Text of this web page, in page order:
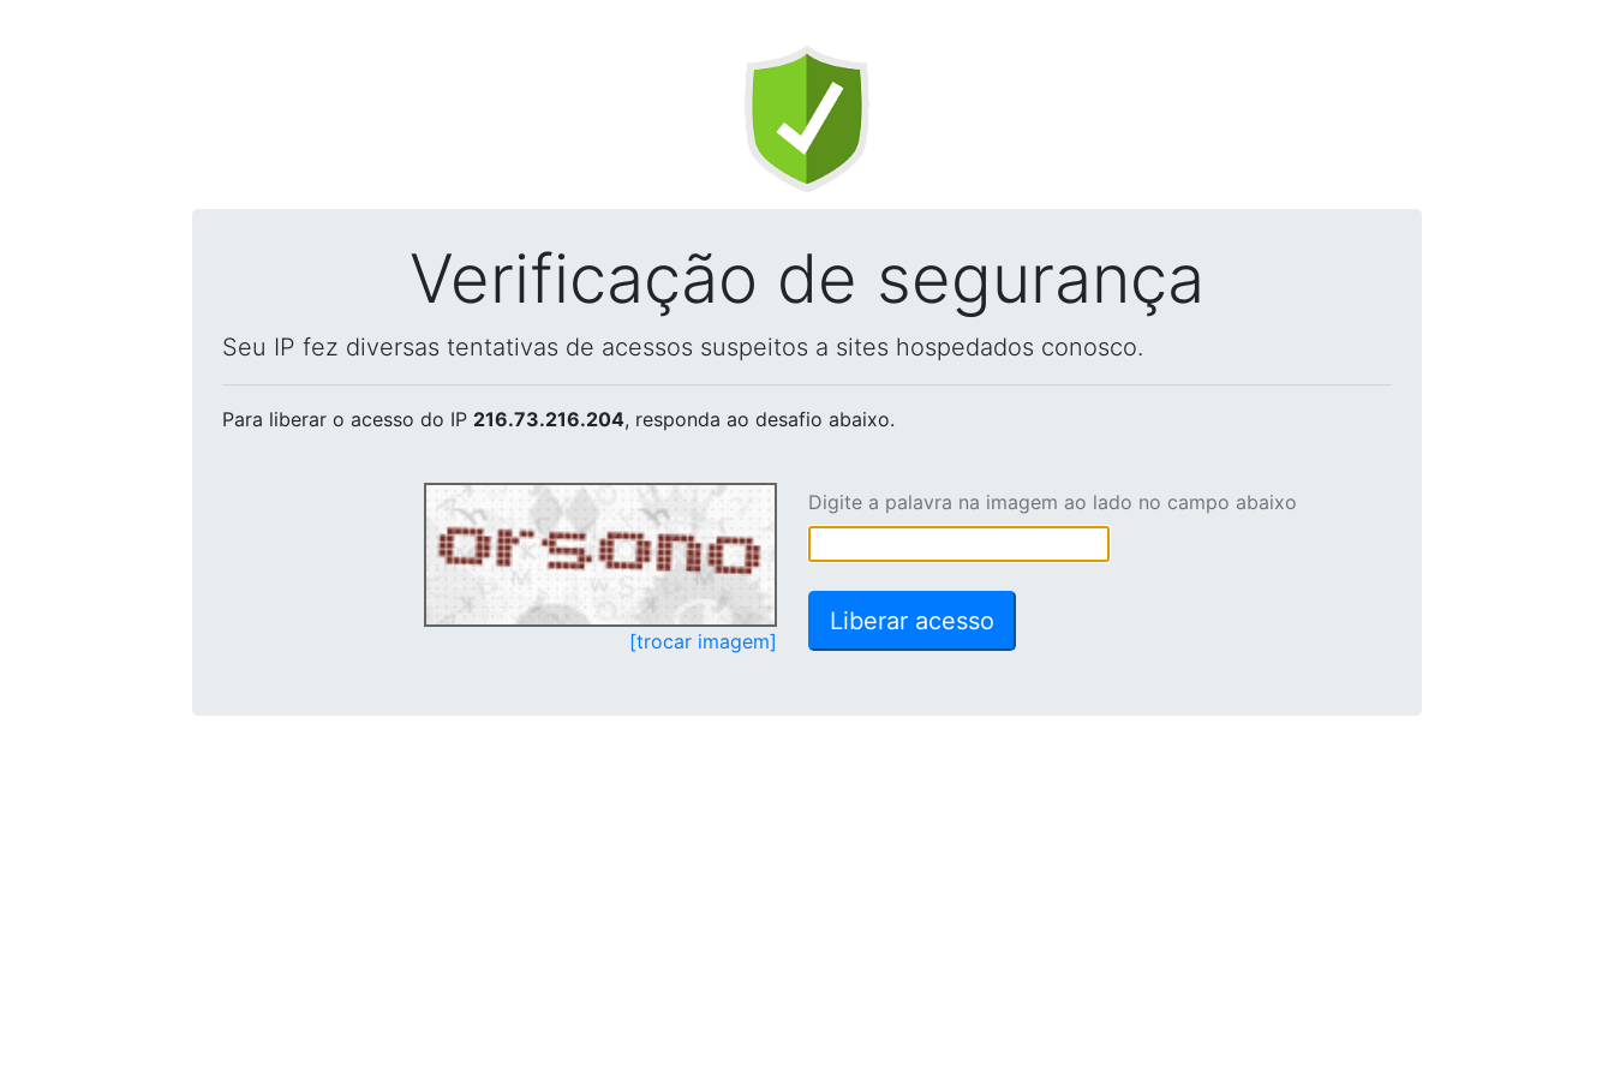
Verificação de segurança
Seu IP fez diversas tentativas de acessos suspeitos a sites hospedados conosco.
Para liberar o acesso do IP 216.73.216.204, responda ao desafio abaixo.
[trocar imagem]
Digite a palavra na imagem ao lado no campo abaixo